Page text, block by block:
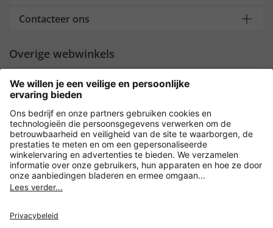
Contacteer ons
Overige webwinkels
Nederland
Payment and Delivery
Versleuteling met